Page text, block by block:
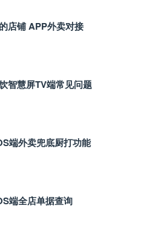
店铺 APP外卖对接
智慧屏TV端常见问题
端外卖兜底厨打功能
端全店单据查询